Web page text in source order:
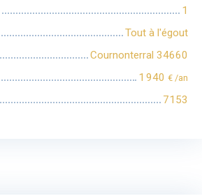
1
Tout à l'égout
Cournonterral 34660
1 940 € /an
7153